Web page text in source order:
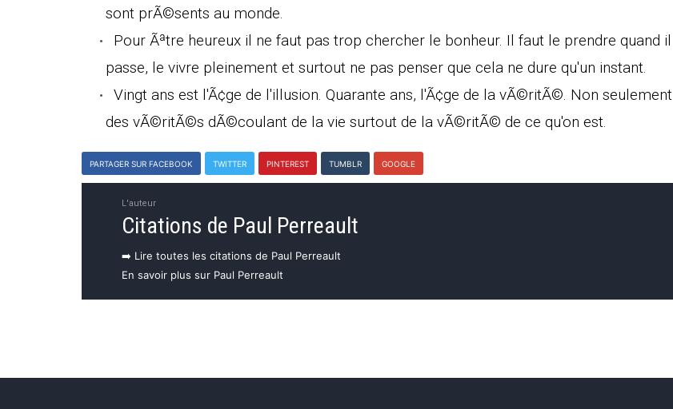
sont prÃ©sents au monde.
Pour Ãªtre heureux il ne faut pas trop chercher le bonheur. Il faut le prendre quand il
passe, le vivre pleinement et surtout ne pas penser que cela ne dure qu'un instant.
Vingt ans est l'Ã¢ge de l'illusion. Quarante ans, l'Ã¢ge de la vÃ©ritÃ©. Non seulement
des vÃ©ritÃ©s dÃ©coulant de la vie surtout de la vÃ©ritÃ© de ce qu'on est.
PARTAGER SUR FACEBOOK TWITTER PINTEREST TUMBLR GOOGLE
L'auteur
Citations de Paul Perreault
➡️ Lire toutes les citations de Paul Perreault
En savoir plus sur Paul Perreault